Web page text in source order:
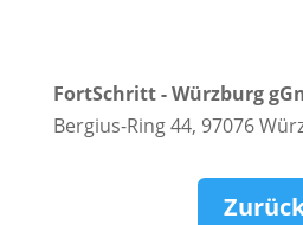
FortSchritt - Würzburg
Bergius-Ring 44, 97076